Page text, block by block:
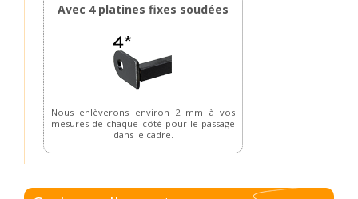
Avec 4 platines fixes soudées
Nous enlèverons environ 2 mm à vos
mesures de chaque côté pour le passage
dans le cadre.